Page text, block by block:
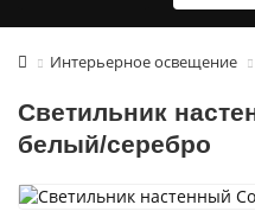
Интерьерное освещение
Светильник
белый/серебро